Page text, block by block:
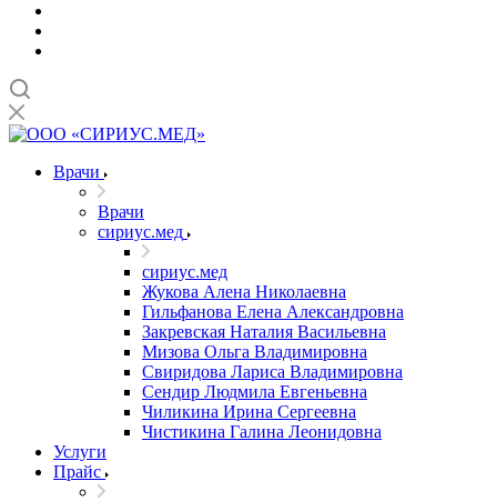
Врачи
Врачи
сириус.мед
сириус.мед
Жукова Алена Николаевна
Гильфанова Елена Александровна
Закревская Наталия Васильевна
Мизова Ольга Владимировна
Свиридова Лариса Владимировна
Сендир Людмила Евгеньевна
Чиликина Ирина Сергеевна
Чистикина Галина Леонидовна
Услуги
Прайс